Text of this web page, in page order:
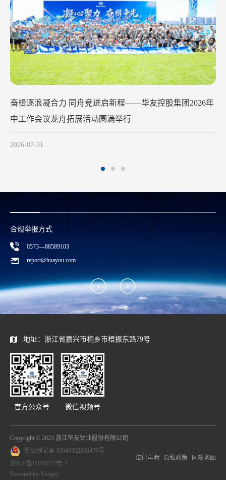
华友钴业2026年中工作会议在苏州召开
合规举报方式
0573—88589103
report@huayou.com
地址：浙江省嘉兴市桐乡市梧振东路79号
官方公众号 微信视频号
Copyright © 2023 浙江华友钴业股份有限公司
浙公网安备 33048302000479号
浙ICP备11016777号-2
Powered by Yongsy
法律声明 隐私政策 网站地图